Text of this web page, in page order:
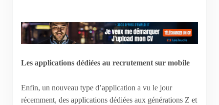
Les applications dédiées au recrutement sur mobile
Enfin, un nouveau type d’application a vu le jour
récemment, des applications dédiées aux générations Z et